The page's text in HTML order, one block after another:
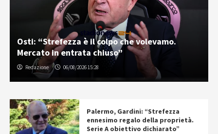
Osti: “Strefezza è il colpo che volevamo.
Mercato in entrata chiuso”
Redazione 06/08/2026 15:28
Palermo, Gardini: “Strefezza
ennesimo regalo della proprietà.
Serie A obiettivo dichiarato”